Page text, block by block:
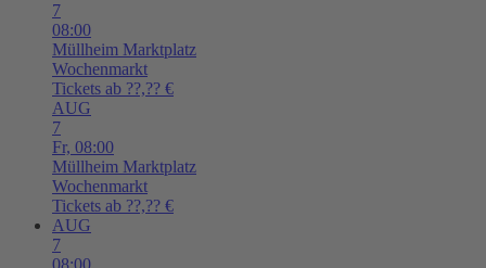
7
08:00
Müllheim Marktplatz
Wochenmarkt
Tickets ab ??,?? €
AUG
7
Fr, 08:00
Müllheim Marktplatz
Wochenmarkt
Tickets ab ??,?? €
AUG
7
08:00